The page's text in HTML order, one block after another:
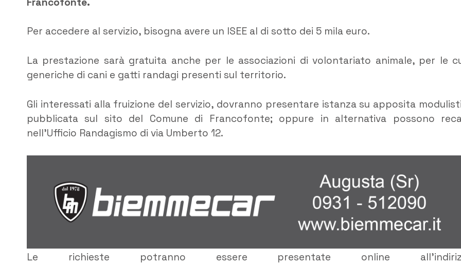
Per accedere al servizio, bisogna avere un ISEE al di sotto dei 5 mila euro.
La prestazione sarà gratuita anche per le associazioni di volontariato animale, per le
generiche di cani e gatti randagi presenti sul territorio.
Gli interessati alla fruizione del servizio, dovranno presentare istanza su apposita
pubblicata sul sito del Comune di Francofonte; oppure in alternativa possono
nell’Ufficio Randagismo di via Umberto 12.
Le richieste potranno essere presentate online